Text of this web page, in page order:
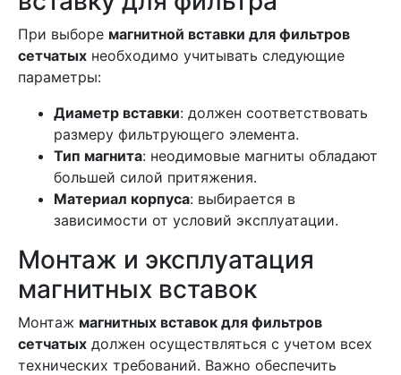
При выборе магнитной вставки для фильтров
сетчатых необходимо учитывать следующие
параметры:
Диаметр вставки: должен соответствовать
размеру фильтрующего элемента.
Тип магнита: неодимовые магниты обладают
большей силой притяжения.
Материал корпуса: выбирается в
зависимости от условий эксплуатации.
Монтаж и эксплуатация
магнитных вставок
Монтаж магнитных вставок для фильтров
сетчатых должен осуществляться с учетом всех
технических требований. Важно обеспечить